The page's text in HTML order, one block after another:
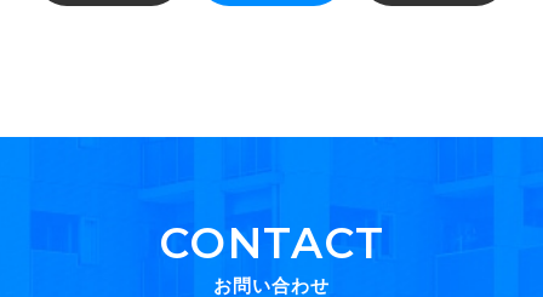
CONTACT
お問い合わせ